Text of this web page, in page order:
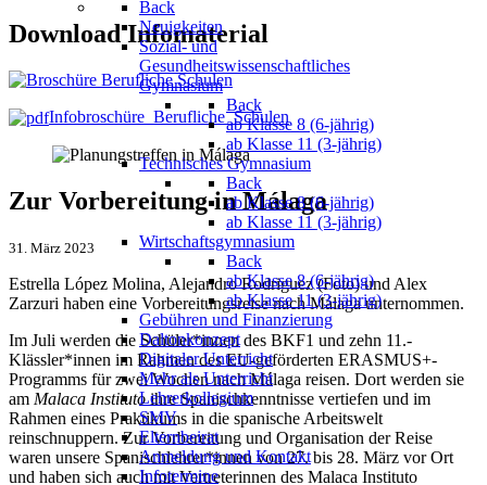
Back
Neuigkeiten
Sozial- und
Gesundheitswissenschaftliches
Gymnasium
Back
ab Klasse 8 (6-jährig)
ab Klasse 11 (3-jährig)
Technisches Gymnasium
Back
ab Klasse 8 (6-jährig)
ab Klasse 11 (3-jährig)
Wirtschaftsgymnasium
Back
ab Klasse 8 (6-jährig)
ab Klasse 11 (3-jährig)
Gebühren und Finanzierung
Daltonkonzept
Digitaler Unterricht
Mehr als Unterricht
Lehrerkollegium
SMV
Elternbeirat
Anmeldung und Kontakt
Infotermine
Download Infomaterial
Infobroschüre_Berufliche_Schulen
Zur Vorbereitung in Málaga
31. März 2023
Estrella López Molina, Alejandro Rodriguez (Foto) und Alex
Zarzuri haben eine Vorbereitungsreise nach Málaga unternommen.
Im Juli werden die Schüler*innen des BKF1 und zehn 11.-
Klässler*innen im Rahmen des EU-geförderten ERASMUS+-
Programms für zwei Wochen nach Málaga reisen. Dort werden sie
am Malaca Institutoihre Spanischkenntnisse vertiefen und im
Rahmen eines Praktikums in die spanische Arbeitswelt
reinschnuppern. Zur Vorbereitung und Organisation der Reise
waren unsere Spanischlehrer*innen von 27. bis 28. März vor Ort
und haben sich auch mit Vertreterinnen des Malaca Instituto